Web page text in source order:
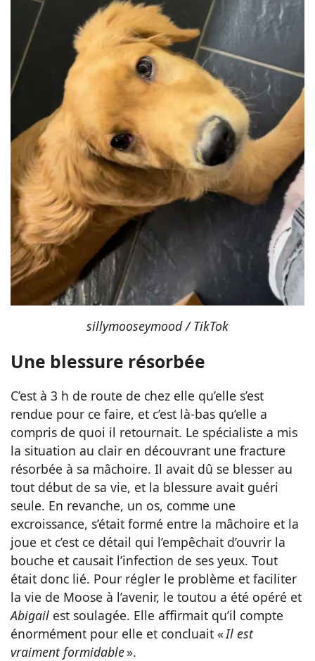
sillymooseymood / TikTok
Une blessure résorbée
C’est à 3 h de route de chez elle qu’elle s’est
rendue pour ce faire, et c’est là-bas qu’elle a
compris de quoi il retournait. Le spécialiste a mis
la situation au clair en découvrant une fracture
résorbée à sa mâchoire. Il avait dû se blesser au
tout début de sa vie, et la blessure avait guéri
seule. En revanche, un os, comme une
excroissance, s’était formé entre la mâchoire et la
joue et c’est ce détail qui l’empêchait d’ouvrir la
bouche et causait l’infection de ses yeux. Tout
était donc lié. Pour régler le problème et faciliter
la vie de Moose à l’avenir, le toutou a été opéré et
Abigail est soulagée. Elle affirmait qu’il compte
énormément pour elle et concluait « Il est
vraiment formidable».